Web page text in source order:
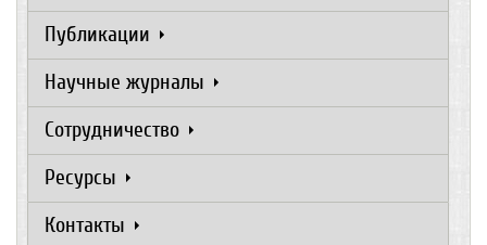
Публикации
Научные журналы
Сотрудничество
Ресурсы
Контакты